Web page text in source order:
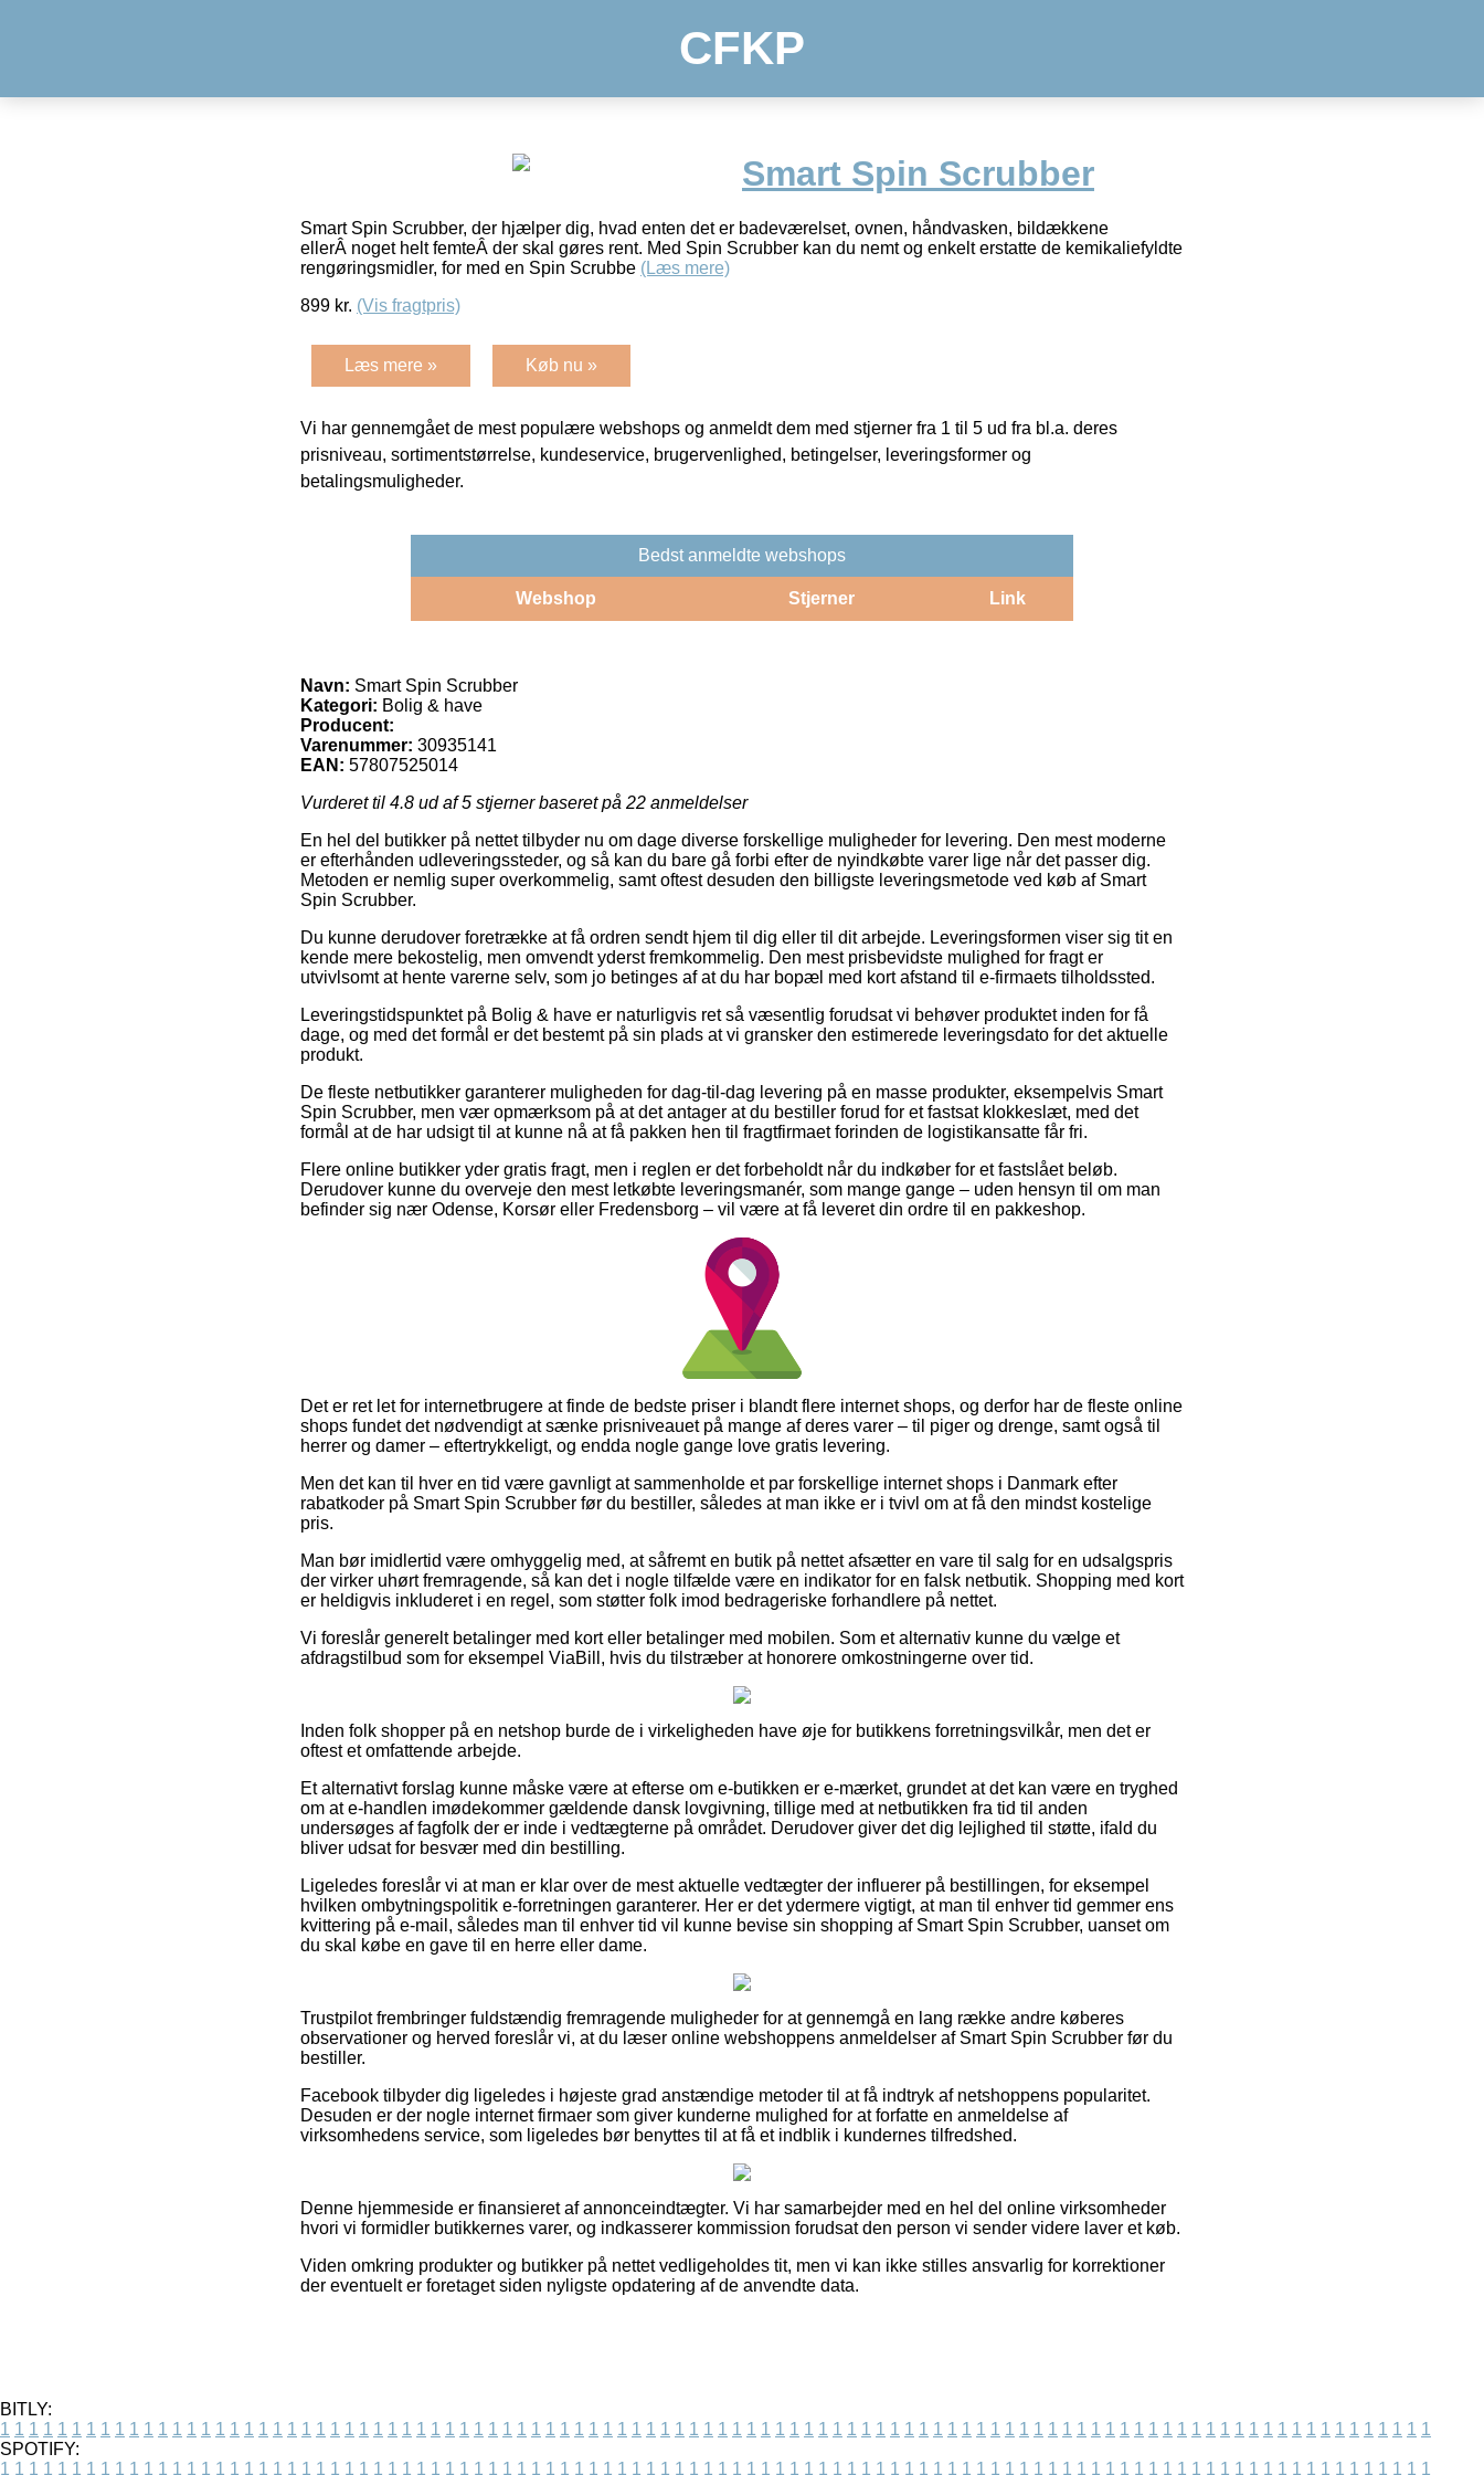
CFKP
Smart Spin Scrubber
Smart Spin Scrubber, der hjælper dig, hvad enten det er badeværelset, ovnen, håndvasken, bildækkene
ellerÂ noget helt femteÂ der skal gøres rent. Med Spin Scrubber kan du nemt og enkelt erstatte de kemikaliefyldte
rengøringsmidler, for med en Spin Scrubbe (Læs mere)
899 kr. (Vis fragtpris)
Læs mere » Køb nu »
Vi har gennemgået de mest populære webshops og anmeldt dem med stjerner fra 1 til 5 ud fra bl.a. deres
prisniveau, sortimentstørrelse, kundeservice, brugervenlighed, betingelser, leveringsformer og
betalingsmuligheder.
Bedst anmeldte webshops
Webshop Stjerner Link
Navn: Smart Spin Scrubber
Kategori: Bolig & have
Producent:
Varenummer: 30935141
EAN: 57807525014
Vurderet til 4.8 ud af 5 stjerner baseret på 22 anmeldelser
En hel del butikker på nettet tilbyder nu om dage diverse forskellige muligheder for levering. Den mest moderne
er efterhånden udleveringssteder, og så kan du bare gå forbi efter de nyindkøbte varer lige når det passer dig.
Metoden er nemlig super overkommelig, samt oftest desuden den billigste leveringsmetode ved køb af Smart
Spin Scrubber.
Du kunne derudover foretrække at få ordren sendt hjem til dig eller til dit arbejde. Leveringsformen viser sig tit en
kende mere bekostelig, men omvendt yderst fremkommelig. Den mest prisbevidste mulighed for fragt er
utvivlsomt at hente varerne selv, som jo betinges af at du har bopæl med kort afstand til e-firmaets tilholdssted.
Leveringstidspunktet på Bolig & have er naturligvis ret så væsentlig forudsat vi behøver produktet inden for få
dage, og med det formål er det bestemt på sin plads at vi gransker den estimerede leveringsdato for det aktuelle
produkt.
De fleste netbutikker garanterer muligheden for dag-til-dag levering på en masse produkter, eksempelvis Smart
Spin Scrubber, men vær opmærksom på at det antager at du bestiller forud for et fastsat klokkeslæt, med det
formål at de har udsigt til at kunne nå at få pakken hen til fragtfirmaet forinden de logistikansatte får fri.
Flere online butikker yder gratis fragt, men i reglen er det forbeholdt når du indkøber for et fastslået beløb.
Derudover kunne du overveje den mest letkøbte leveringsmanér, som mange gange – uden hensyn til om man
befinder sig nær Odense, Korsør eller Fredensborg – vil være at få leveret din ordre til en pakkeshop.
Det er ret let for internetbrugere at finde de bedste priser i blandt flere internet shops, og derfor har de fleste online
shops fundet det nødvendigt at sænke prisniveauet på mange af deres varer – til piger og drenge, samt også til
herrer og damer – eftertrykkeligt, og endda nogle gange love gratis levering.
Men det kan til hver en tid være gavnligt at sammenholde et par forskellige internet shops i Danmark efter
rabatkoder på Smart Spin Scrubber før du bestiller, således at man ikke er i tvivl om at få den mindst kostelige
pris.
Man bør imidlertid være omhyggelig med, at såfremt en butik på nettet afsætter en vare til salg for en udsalgspris
der virker uhørt fremragende, så kan det i nogle tilfælde være en indikator for en falsk netbutik. Shopping med kort
er heldigvis inkluderet i en regel, som støtter folk imod bedrageriske forhandlere på nettet.
Vi foreslår generelt betalinger med kort eller betalinger med mobilen. Som et alternativ kunne du vælge et
afdragstilbud som for eksempel ViaBill, hvis du tilstræber at honorere omkostningerne over tid.
Inden folk shopper på en netshop burde de i virkeligheden have øje for butikkens forretningsvilkår, men det er
oftest et omfattende arbejde.
Et alternativt forslag kunne måske være at efterse om e-butikken er e-mærket, grundet at det kan være en tryghed
om at e-handlen imødekommer gældende dansk lovgivning, tillige med at netbutikken fra tid til anden
undersøges af fagfolk der er inde i vedtægterne på området. Derudover giver det dig lejlighed til støtte, ifald du
bliver udsat for besvær med din bestilling.
Ligeledes foreslår vi at man er klar over de mest aktuelle vedtægter der influerer på bestillingen, for eksempel
hvilken ombytningspolitik e-forretningen garanterer. Her er det ydermere vigtigt, at man til enhver tid gemmer ens
kvittering på e-mail, således man til enhver tid vil kunne bevise sin shopping af Smart Spin Scrubber, uanset om
du skal købe en gave til en herre eller dame.
Trustpilot frembringer fuldstændig fremragende muligheder for at gennemgå en lang række andre køberes
observationer og herved foreslår vi, at du læser online webshoppens anmeldelser af Smart Spin Scrubber før du
bestiller.
Facebook tilbyder dig ligeledes i højeste grad anstændige metoder til at få indtryk af netshoppens popularitet.
Desuden er der nogle internet firmaer som giver kunderne mulighed for at forfatte en anmeldelse af
virksomhedens service, som ligeledes bør benyttes til at få et indblik i kundernes tilfredshed.
Denne hjemmeside er finansieret af annonceindtægter. Vi har samarbejder med en hel del online virksomheder
hvori vi formidler butikkernes varer, og indkasserer kommission forudsat den person vi sender videre laver et køb.
Viden omkring produkter og butikker på nettet vedligeholdes tit, men vi kan ikke stilles ansvarlig for korrektioner
der eventuelt er foretaget siden nyligste opdatering af de anvendte data.
BITLY:
1 1 1 1 1 1 1 1 1 1 1 1 1 1 1 1 1 1 1 1 1 1 1 1 1 1 1 1 1 1 1 1 1 1 1 1 1 1 1 1 1 1 1 1 1 1 1 1 1 1 1 1 1 1 1 1 1 1 1 1 1 1 1 1 1 1 1 1 1 1 1 1 1 1 1 1 1 1 1 1 1 1 1 1 1 1 1 1 1 1 1 1 1 1 1 1 1 1 1 1
SPOTIFY:
1 1 1 1 1 1 1 1 1 1 1 1 1 1 1 1 1 1 1 1 1 1 1 1 1 1 1 1 1 1 1 1 1 1 1 1 1 1 1 1 1 1 1 1 1 1 1 1 1 1 1 1 1 1 1 1 1 1 1 1 1 1 1 1 1 1 1 1 1 1 1 1 1 1 1 1 1 1 1 1 1 1 1 1 1 1 1 1 1 1 1 1 1 1 1 1 1 1 1 1